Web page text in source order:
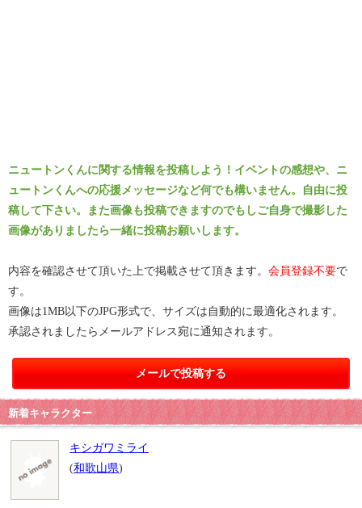
ニュートンくんに関する情報を投稿しよう！イベントの感想や、ニ
ュートンくんへの応援メッセージなど何でも構いません。自由に投
稿して下さい。また画像も投稿できますのでもしご自身で撮影した
画像がありましたら一緒に投稿お願いします。
内容を確認させて頂いた上で掲載させて頂きます。 会員登録不要で
す。
画像は1MB以下のJPG形式で、サイズは自動的に最適化されます。
承認されましたらメールアドレス宛に通知されます。
メールで投稿する
新着キャラクター
キシガワミライ
(和歌山県)